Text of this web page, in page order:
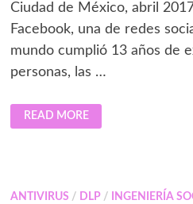
Ciudad de México, abril
Facebook, una de redes
mundo cumplió 13 años de
personas, las …
6
TRUCOS
PARA
READ MORE
ANTIVIRUS / DLP/ INGENIERÍA